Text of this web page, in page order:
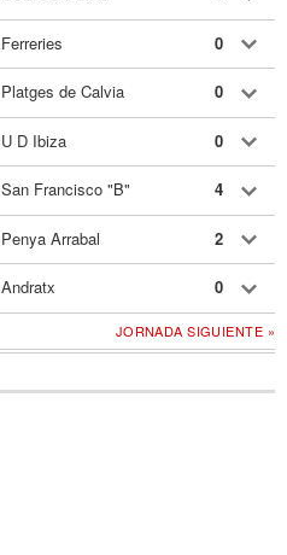
Ferreries 0
Platges de Calvia 0
U D Ibiza 0
San Francisco "B" 4
Penya Arrabal 2
Andratx 0
JORNADA SIGUIENTE »